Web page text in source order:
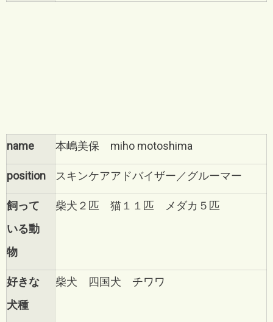
name 本嶋美保 miho motoshima
position スキンケアアドバイザー／グルーマー
飼って
いる動
物
柴犬２匹 猫１１匹 メダカ５匹
好きな
犬種
柴犬 四国犬 チワワ